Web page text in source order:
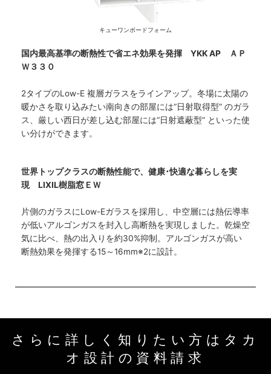
キューワンボードフォーム
国内最高基準の断熱性で省エネ効果を発揮 YKK AP ＡＰ
Ｗ３３０
2タイプのLow-E 複層ガラスをラインアップ。冬場に太陽の
暖かさを取り込みたい南向きの部屋には“日射取得型” のガラ
ス、厳しい西日が差し込む部屋には“日射遮蔽型” といった使
い分けができます。
世界トップクラスの断熱性能で、健康･快適な暮らしを実
現 LIXIL樹脂窓ＥＷ
片側のガラスにLow-Eガラスを採用し、中空層には熱伝導率
が低いアルゴンガスを封入し高断熱を実現しました。乾燥空
気に比べ、熱の出入りを約30%抑制。アルゴンガスが高い
断熱効果を発揮する15～16mm※2に設計。
さらに詳しく知りたい方はタカ
オ設計の資料請求